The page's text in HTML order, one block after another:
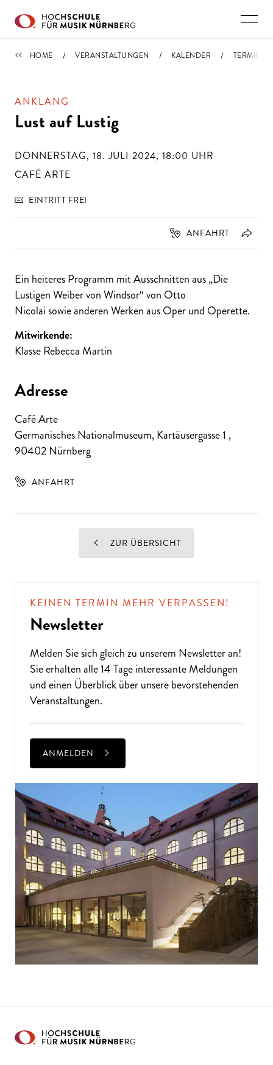
TERMINE
HOME VERANSTALTUNGEN KALENDER TERMIN
ANKLANG
Lust auf Lustig
DONNERSTAG, 18. JULI 2024, 18:00 UHR
CAFÉ ARTE
EINTRITT FREI
ANFAHRT
Ein heiteres Programm mit Ausschnitten aus „Die
Lustigen Weiber von Windsor“ von Otto
Nicolai sowie anderen Werken aus Oper und Operette.
Mitwirkende:
Klasse Rebecca Martin
Adresse
Café Arte
Germanisches Nationalmuseum, Kartäusergasse 1 ,
90402Nürnberg
ANFAHRT
ZUR ÜBERSICHT
KEINEN TERMIN MEHR VERPASSEN!
Newsletter
Melden Sie sich gleich zu unserem Newsletteran!
Sie erhalten alle 14 Tage interessante Meldungen
und einen Überblick über unsere bevorstehenden
Veranstaltungen.
ANMELDEN